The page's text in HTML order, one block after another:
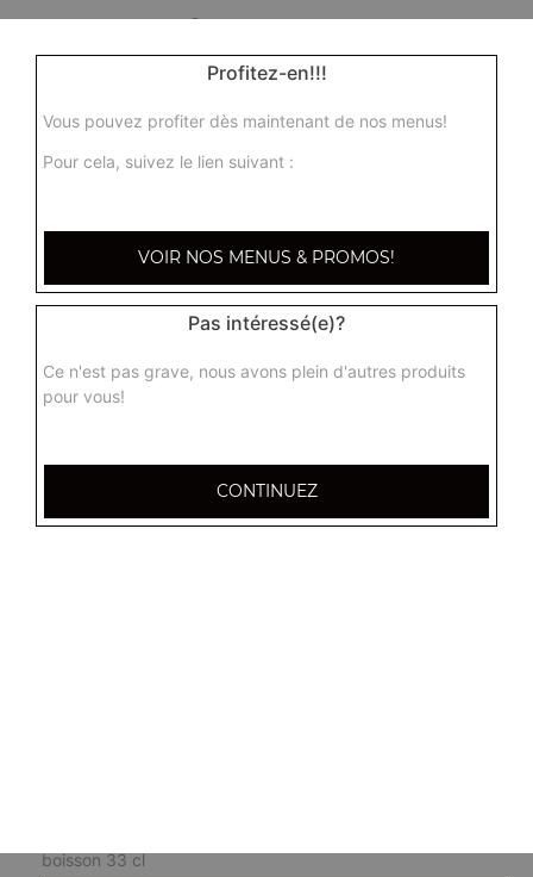
Steak, bacon, oeuf, cheddar
Menu classic burger
Menu chicken burger
Menu boursin burger
Steak, galette de pommes de terre, boursin, frites + 1
boisson 33 cl
boisson 33 cl
Profitez-en!!!
Vous pouvez profiter dès maintenant de nos menus!
Pour cela, suivez le lien suivant :
VOIR NOS MENUS & PROMOS!
Pas intéressé(e)?
Ce n'est pas grave, nous avons plein d'autres produits
pour vous!
CONTINUEZ